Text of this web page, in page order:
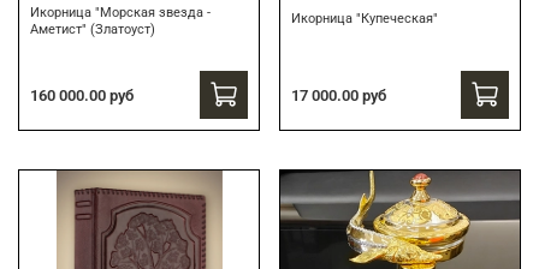
Икорница "Морская звезда -
Аметист" (Златоуст)
160 000.00 руб
Икорница "Купеческая"
17 000.00 руб